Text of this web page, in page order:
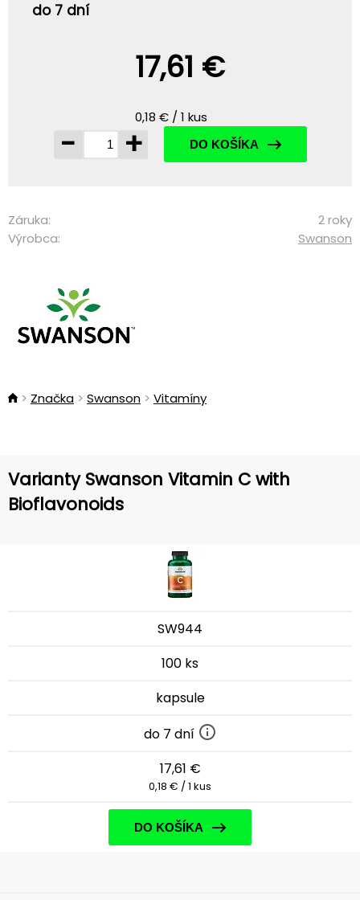
do 7 dní
17,61 €
0,18 € / 1 kus
- + DO KOŠÍKA
Záruka:
2 roky
Výrobca:
Swanson
Značka Swanson Vitamíny
Varianty Swanson Vitamin C with
Bioflavonoids
SW944
100 ks
kapsule
do 7 dní
17,61 €
0,18 € / 1 kus
DO KOŠÍKA